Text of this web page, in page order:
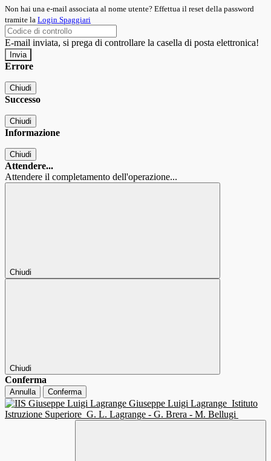
Non hai una e-mail associata al nome utente? Effettua il reset della password
tramite la Login Spaggiari
E-mail inviata, si prega di controllare la casella di posta elettronica!
Errore
Chiudi
Successo
Chiudi
Informazione
Chiudi
Attendere...
Attendere il completamento dell'operazione...
Chiudi
Chiudi
Conferma
Annulla Conferma
Giuseppe Luigi Lagrange Istituto
Istruzione Superiore G. L. Lagrange - G. Brera - M. Bellugi